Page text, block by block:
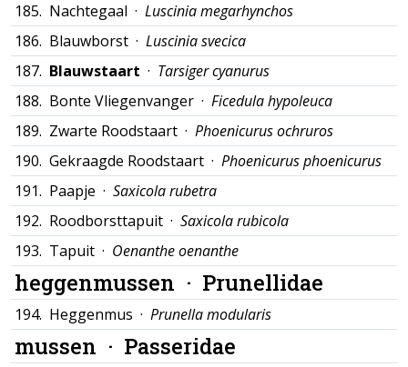
185. Nachtegaal · Luscinia megarhynchos
186. Blauwborst · Luscinia svecica
187. Blauwstaart · Tarsiger cyanurus
188. Bonte Vliegenvanger · Ficedula hypoleuca
189. Zwarte Roodstaart · Phoenicurus ochruros
190. Gekraagde Roodstaart · Phoenicurus phoenicurus
191. Paapje · Saxicola rubetra
192. Roodborsttapuit · Saxicola rubicola
193. Tapuit · Oenanthe oenanthe
heggenmussen · Prunellidae
194. Heggenmus · Prunella modularis
mussen · Passeridae